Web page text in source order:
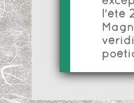
l'été